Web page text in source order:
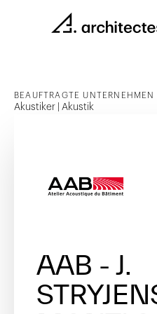
BEAUFTRAGTE UNTERNEHMEN
Akustiker | Akustik
AAB - J.